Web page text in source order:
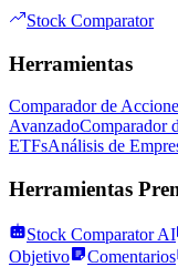
Stock Comparator
Herramientas
Comparador de
AvanzadoComparador
ETFsAnálisis de
Herramientas
Stock Comparator AI
Objetivo
Comentarios